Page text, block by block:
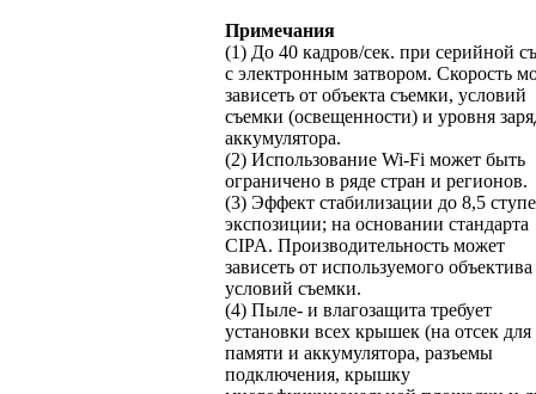
Примечания
(1) До 40 кадров/сек. при серийной
с электронным затвором. Скорость
зависеть от объекта съемки, условий
съемки (освещенности) и уровня
аккумулятора.
(2) Использование Wi-Fi может быть
ограничено в ряде стран и регионов.
(3) Эффект стабилизации до 8,5
экспозиции; на основании стандарта
CIPA. Производительность может
зависеть от используемого
условий съемки.
(4) Пыле- и влагозащита требует
установки всех крышек (на отсек для
памяти и аккумулятора, разъемы
подключения, крышку